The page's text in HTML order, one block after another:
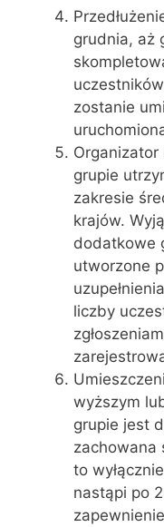
grudnia, aż
zostanie
Organizator
grupie
zakresie
krajów.
dodatkowe
utworzone
liczby
wyższym
grupie jest
zachowana
to
nastąpi po